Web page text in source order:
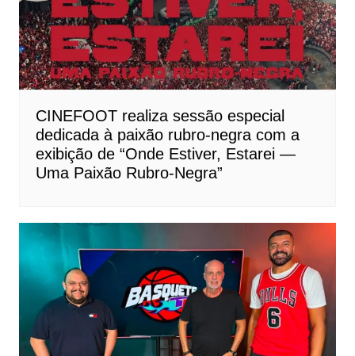
CINEFOOT realiza sessão especial
dedicada à paixão rubro-negra com a
exibição de “Onde Estiver, Estarei —
Uma Paixão Rubro-Negra”